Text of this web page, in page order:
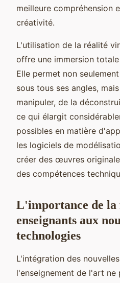
meilleure compréhension
créativité.
L'utilisation de la réalité
offre une immersion
Elle permet non
sous tous ses angles,
manipuler, de la
ce qui élargit
possibles en matière
les logiciels de
créer des œuvres
des compétences
L'importance de la
enseignants aux
technologies
L'intégration des
l'enseignement de l'art ne